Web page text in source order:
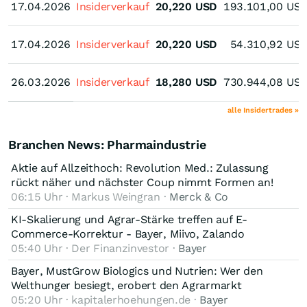
17.04.2026
17.04.2026
26.03.2026
17.04.2026 Insiderverkauf 20,220 USD 193.101,00
17.04.2026 Insiderverkauf 20,220 USD 54.310,92
26.03.2026 Insiderverkauf 18,280 USD 730.944,08
alle Insidertrades »
Branchen News: Pharmaindustrie
Aktie auf Allzeithoch: Revolution Med.: Zulassung
rückt näher und nächster Coup nimmt Formen an!
06:15 Uhr · Markus Weingran · Merck & Co
KI-Skalierung und Agrar-Stärke treffen auf E-
Commerce-Korrektur - Bayer, Miivo, Zalando
05:40 Uhr · Der Finanzinvestor · Bayer
Bayer, MustGrow Biologics und Nutrien: Wer den
Welthunger besiegt, erobert den Agrarmarkt
05:20 Uhr · kapitalerhoehungen.de · Bayer